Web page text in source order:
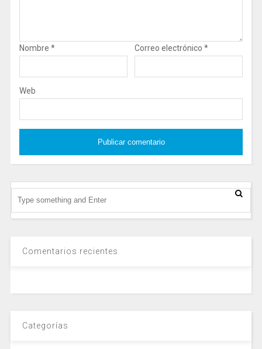
Nombre * Correo electrónico *
Web
Comentarios recientes
Categorías